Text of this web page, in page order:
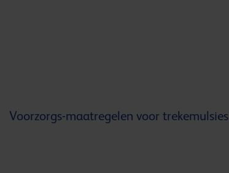
Voorzorgs-maatregelen voor trekemulsies